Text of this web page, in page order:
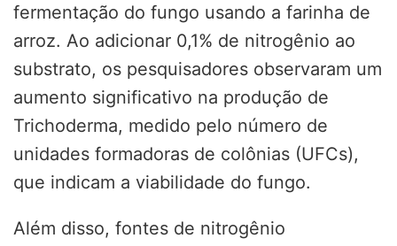
fermentação do fungo usando a farinha de
arroz. Ao adicionar 0,1% de nitrogênio ao
substrato, os pesquisadores observaram um
aumento significativo na produção de
Trichoderma, medido pelo número de
unidades formadoras de colônias (UFCs),
que indicam a viabilidade do fungo.
Além disso, fontes de nitrogênio